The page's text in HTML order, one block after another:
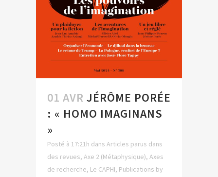
01 AVR JÉRÔME PORÉE
: « HOMO IMAGINANS
»
Posté à 17:21h dans Articles parus dans
des revues, Axe 2 (Métaphysique), Axes
de recherche, Le CAPHI, Publications by